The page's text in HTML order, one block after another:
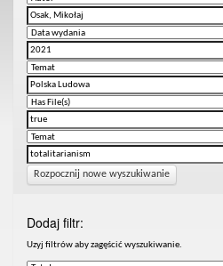
Rozpocznij nowe wyszukiwanie
Dodaj filtr:
Uzyj filtrów aby zagęścić wyszukiwanie.